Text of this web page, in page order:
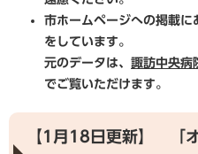
市ホームページへの掲載に
をしています。
元のデータは、 諏訪中央病
でご覧いただけます。
【1月18日更新】 「